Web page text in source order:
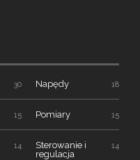
30 Napędy 18
15 Pomiary 15
14
Sterowanie i
regulacja
14